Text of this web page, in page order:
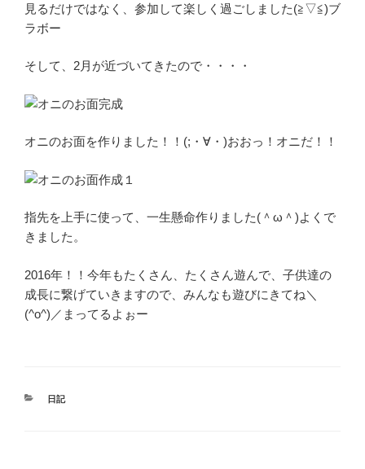
見るだけではなく、参加して楽しく過ごしました(≧▽≦)ブ
ラボー
そして、2月が近づいてきたので・・・・
オニのお面を作りました！！(;・∀・)おおっ！オニだ！！
指先を上手に使って、一生懸命作りました(＾ω＾)よくで
きました。
2016年！！今年もたくさん、たくさん遊んで、子供達の
成長に繋げていきますので、みんなも遊びにきてね＼
(^o^)／まってるよぉー
カ
日記